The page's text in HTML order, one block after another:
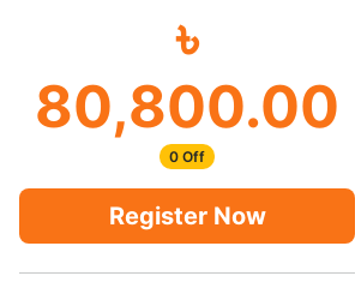
৳
80,800.00
0 Off
Register Now